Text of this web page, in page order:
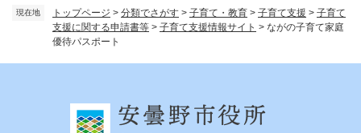
現在地 トップページ > 分類でさがす > 子育て・教育 > 子育て支援 > 子育て
支援に関する申請書等 > 子育て支援情報サイト > ながの子育て家庭
優待パスポート